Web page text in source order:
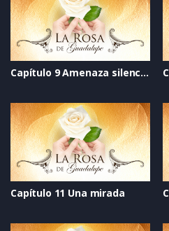
Capítulo 9 Amenaza silenciosa
Capítulo 11 Una mirada